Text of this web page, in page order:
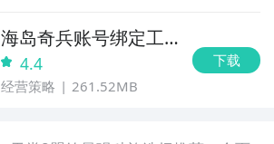
海岛奇兵账号绑定工
具 4.4
经营策略 261.52MB
下载